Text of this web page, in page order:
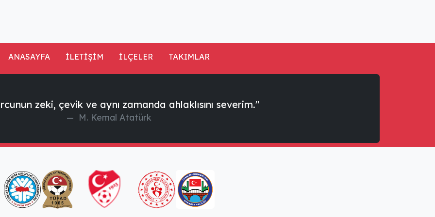
ANASAYFA İLETİŞİM İLÇELER TAKIMLAR
zeki, çevik ve aynı zamanda ahlaklısını severim."
M. Kemal Atatürk